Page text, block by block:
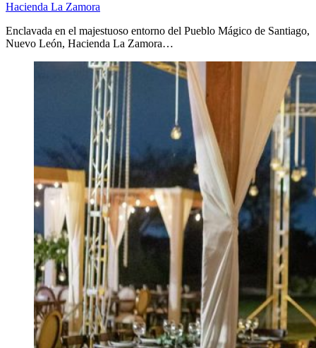
Hacienda La Zamora
Enclavada en el majestuoso entorno del Pueblo Mágico de Santiago,
Nuevo León, Hacienda La Zamora…